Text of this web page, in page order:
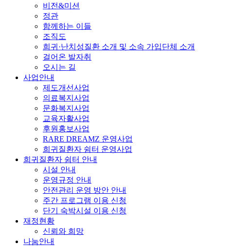
비전&미션
정관
함께하는 이들
조직도
희귀·난치성질환 소개 및 소속 가입단체 소개
걸어온 발자취
오시는 길
사업안내
제도개선사업
의료복지사업
문화복지사업
교육자활사업
후원홍보사업
RARE DREAMZ 운영사업
희귀질환자 쉼터 운영사업
희귀질환자 쉼터 안내
시설 안내
운영규정 안내
안전관리 운영 방안 안내
주간 프로그램 이용 신청
단기 숙박시설 이용 신청
재정현황
신뢰와 희망
나눔안내